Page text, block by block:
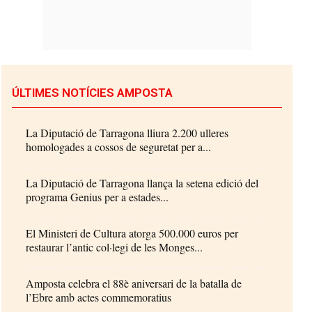
ÚLTIMES NOTÍCIES AMPOSTA
La Diputació de Tarragona lliura 2.200 ulleres
homologades a cossos de seguretat per a...
La Diputació de Tarragona llança la setena edició del
programa Genius per a estades...
El Ministeri de Cultura atorga 500.000 euros per
restaurar l’antic col·legi de les Monges...
Amposta celebra el 88è aniversari de la batalla de
l’Ebre amb actes commemoratius